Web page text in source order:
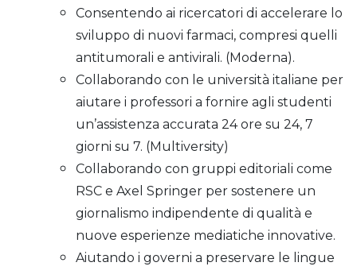
Consentendo ai ricercatori di accelerare lo
sviluppo di nuovi farmaci, compresi quelli
antitumorali e antivirali. (Moderna).
Collaborando con le università italiane per
aiutare i professori a fornire agli studenti
un’assistenza accurata 24 ore su 24, 7
giorni su 7. (Multiversity)
Collaborando con gruppi editoriali come
RSC e Axel Springer per sostenere un
giornalismo indipendente di qualità e
nuove esperienze mediatiche innovative.
Aiutando i governi a preservare le lingue